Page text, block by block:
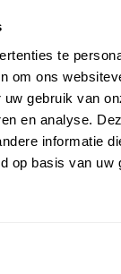
te
om ons
gebruik van
en analyse.
informatie
op basis van uw